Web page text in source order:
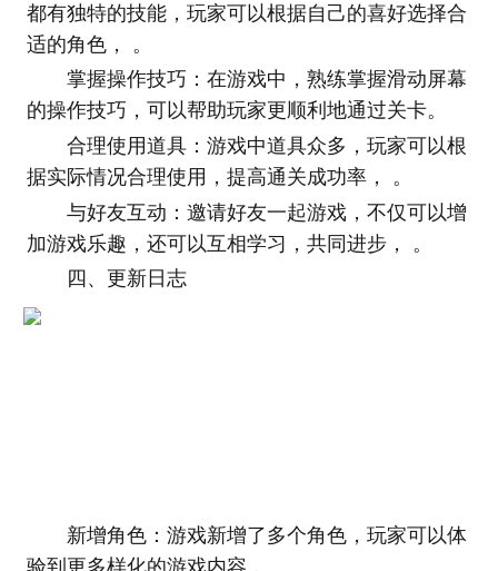
都有独特的技能，玩家可以根据自己的喜好选择合
适的角色， 。
掌握操作技巧：在游戏中，熟练掌握滑动屏幕
的操作技巧，可以帮助玩家更顺利地通过关卡。
合理使用道具：游戏中道具众多，玩家可以根
据实际情况合理使用，提高通关成功率， 。
与好友互动：邀请好友一起游戏，不仅可以增
加游戏乐趣，还可以互相学习，共同进步， 。
四、更新日志
新增角色：游戏新增了多个角色，玩家可以体